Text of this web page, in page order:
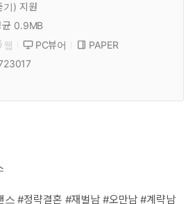
기) 지원
균 0.9MB
웹 PC뷰어
PAPER
스 #정략결혼 #재벌남 #오만남 #계략남